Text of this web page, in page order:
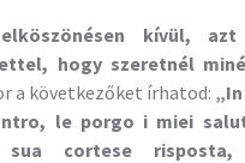
elköszönésen kívül,
hogy szeretnél
a következőket írhatod:
le porgo i miei
cortese